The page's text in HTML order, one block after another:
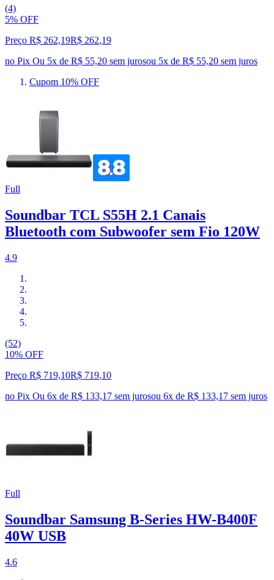
(4)
5% OFF
Preço R$ 262,19R$ 262,19
no Pix Ou 5x de R$ 55,20 sem jurosou 5x de R$ 55,20 sem juros
Cupom 10% OFF
Full
Soundbar TCL S55H 2.1 Canais
Bluetooth com Subwoofer sem Fio 120W
4.9
(52)
10% OFF
Preço R$ 719,10R$ 719,10
no Pix Ou 6x de R$ 133,17 sem jurosou 6x de R$ 133,17 sem juros
Full
Soundbar Samsung B-Series HW-B400F
40W USB
4.6